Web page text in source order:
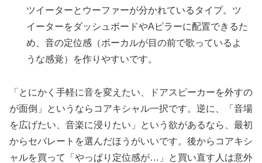
ツイーターとウーファーが分かれているタイプ。ツ
イーターをダッシュボードやAピラーに配置できるた
め、音の定位感（ボーカルが目の前で歌っているよ
うな感覚）を作りやすいです。
「とにかく手軽に音を変えたい、ドアスピーカーを外すの
が面倒」というならコアキシャル一択です。逆に、「音場
を広げたい、音楽に浸りたい」という欲があるなら、最初
からセパレートを選んだほうがいいです。後からコアキシ
ャルを買って「やっぱり定位感が…」と買い直す人は意外